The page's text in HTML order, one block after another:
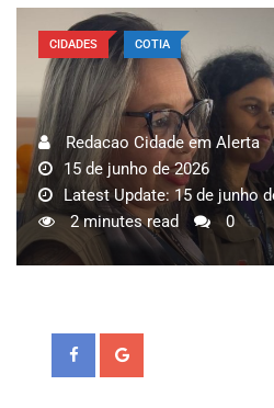
CIDADES COTIA
Redacao Cidade em Alerta
15 de junho de 2026
Latest Update: 15 de junho
2 minutes read
0